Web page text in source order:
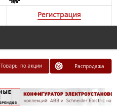
Регистрация
Товары по акции Распродажа